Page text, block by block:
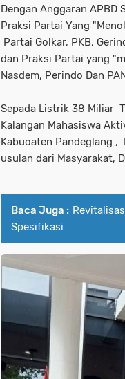
Dengan Anggaran APBD
Praksi Partai Yang
Partai Golkar, PKB,
dan Praksi Partai yang
Nasdem, Perindo Dan
Sepada Listrik 38 Miliar
Kalangan Mahasiswa
Kabuoaten Pandeglang ,
usulan dari Masyarakat,
Baca Juga :
Spesifikasi